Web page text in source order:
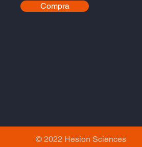
Compra
© 2022 Hesion Sciences